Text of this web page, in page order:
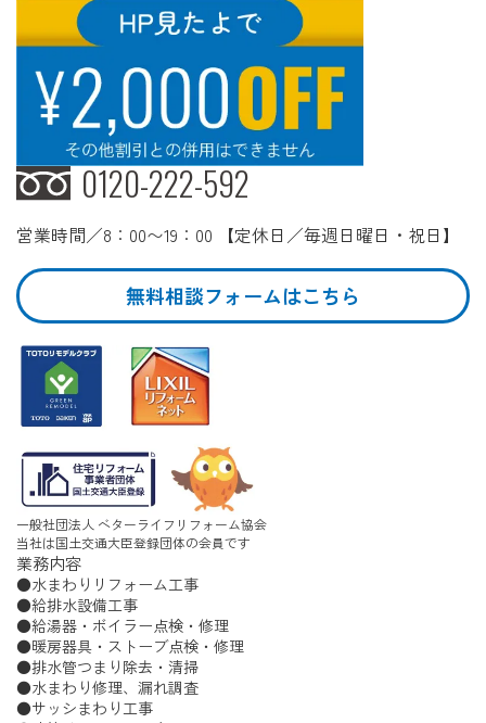
0120-222-592
営業時間／8：00〜19：00 【定休日／毎週日曜日・祝日】
無料相談フォームはこちら
一般社団法人 ベターライフリフォーム協会
当社は国土交通大臣登録団体の会員です
業務内容
水まわりリフォーム工事
給排水設備工事
給湯器・ボイラー点検・修理
暖房器具・ストーブ点検・修理
排水管つまり除去・清掃
水まわり修理、漏れ調査
サッシまわり工事